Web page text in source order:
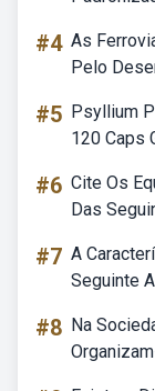
#4 As
Pelo
#5 Psyllium
120 Caps
#6 Cite Os
Das
#7 A
Seguinte
#8 Na